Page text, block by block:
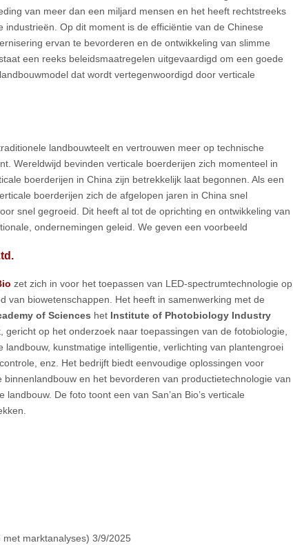
van meer dan een miljard mensen en het heeft rechtstreeks
industrieën. Op dit moment is de efficiëntie van de Chinese
ervan te bevorderen en de ontwikkeling van slimme
een reeks beleidsmaatregelen uitgevaardigd om een goede
dat wordt vertegenwoordigd door verticale
landbouwteelt en vertrouwen meer op technische
Wereldwijd bevinden verticale boerderijen zich momenteel in
boerderijen in China zijn betrekkelijk laat begonnen. Als een
boerderijen zich de afgelopen jaren in China snel
snel gegroeid. Dit heeft al tot de oprichting en ontwikkeling van
ondernemingen geleid. We geven een voorbeeld
zet zich in voor het toepassen van LED-spectrumtechnologie op
van biowetenschappen. Het heeft in samenwerking met de
of Sciences het Institute of Photobiology Industry
gericht op het onderzoek naar toepassingen van de fotobiologie,
landbouw, kunstmatige intelligentie, verlichting van plantengroei
enz. Het bedrijft biedt eenvoudige oplossingen voor
binnenlandbouw en het bevorderen van productietechnologie van
landbouw. De foto toont een van San’an Bio’s verticale
marktanalyses) 3/9/2025